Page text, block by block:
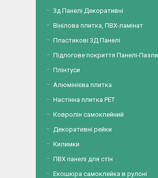
3д Панелі Декоративні
Вінілова плитка, ПВХ-ламінат
Пластикові 3Д Панелі
Підлогове покриття Панелі-Пазли
Плінтуси
Алюмінієва плитка
Настінна плитка PET
Ковролін самоклейний
Декоративні рейки
Килимки
ПВХ панелі для стін
Екошкіра самоклейка в рулоні